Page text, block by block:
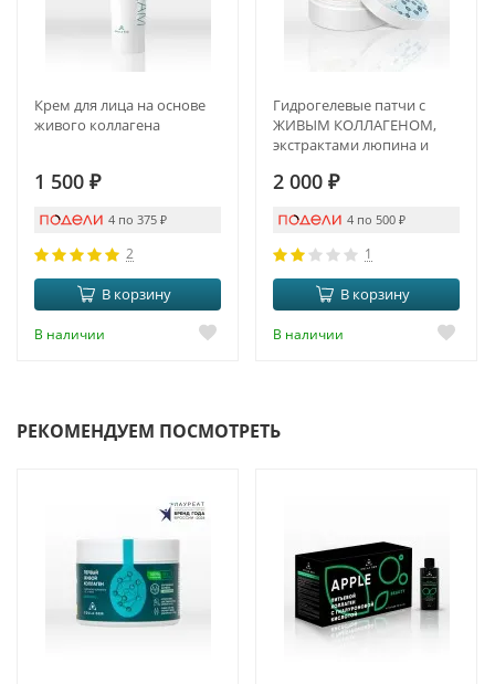
Крем для лица на основе
живого коллагена
1 500 ₽
4 по 375 ₽
2
В корзину
В наличии
Гидрогелевые патчи с
ЖИВЫМ КОЛЛАГЕНОМ,
экстрактами люпина и
ПРОТИВООТЁЧНЫЙ
2 000 ₽
4 по 500 ₽
1
В корзину
В наличии
РЕКОМЕНДУЕМ ПОСМОТРЕТЬ